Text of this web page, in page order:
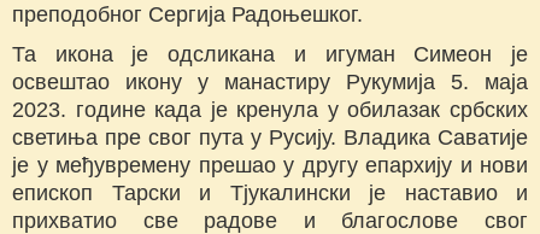
преподобног Сергија Радоњешког.
Та икона је одсликана и игуман Симеон је
освештао икону у манастиру Рукумија 5. маја
2023. године када је кренула у обилазак србских
светиња пре свог пута у Русију. Владика Саватије
је у међувремену прешао у другу епархију и нови
епископ Тарски и Тјукалински је наставио и
прихватио све радове и благослове свог